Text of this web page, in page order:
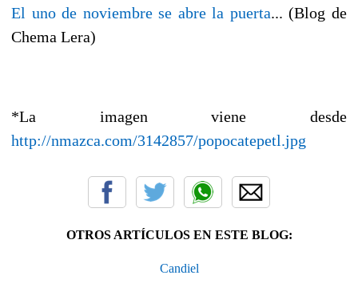
El uno de noviembre se abre la puerta... (Blog de
Chema Lera)
*La imagen viene desde
http://nmazca.com/3142857/popocatepetl.jpg
OTROS ARTÍCULOS EN ESTE BLOG:
Candiel